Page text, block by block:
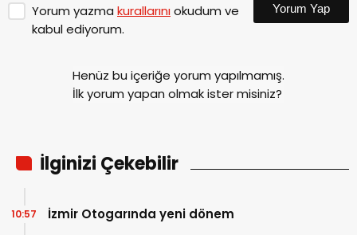
Yorum yazma kurallarınıokudum ve
kabul ediyorum.
Yorum Yap
Henüz bu içeriğe yorum yapılmamış.
İlk yorum yapan olmak ister misiniz?
İlginizi Çekebilir
İzmir Otogarında yeni dönem
10:57